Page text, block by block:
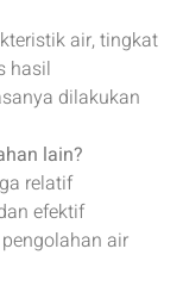
air, tingkat
hasil
dilakukan
lain?
relatif
efektif
air